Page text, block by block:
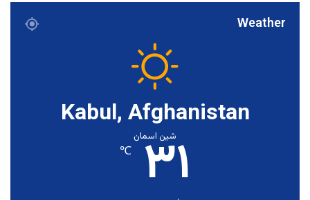
Weather
Kabul, Afghanistan
شین اسمان
۳۱ ℃